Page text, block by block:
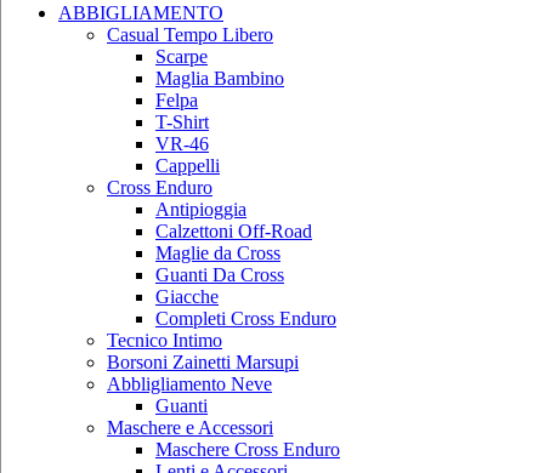
ABBIGLIAMENTO
Casual Tempo Libero
Scarpe
Maglia Bambino
Felpa
T-Shirt
VR-46
Cappelli
Cross Enduro
Antipioggia
Calzettoni Off-Road
Maglie da Cross
Guanti Da Cross
Giacche
Completi Cross Enduro
Tecnico Intimo
Borsoni Zainetti Marsupi
Abbligliamento Neve
Guanti
Maschere e Accessori
Maschere Cross Enduro